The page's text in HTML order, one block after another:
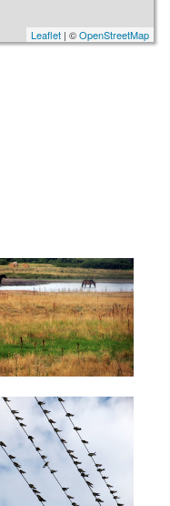
Leaflet | ©OpenStreetMap